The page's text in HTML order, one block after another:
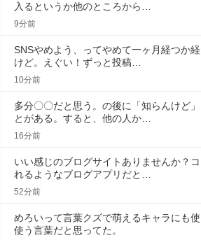
入るというか他のところから…
9分前
SNSやめよう、ってやめて一ヶ月経つか
けど。えぐい！ずっと投稿…
10分前
多分〇〇だと思う。の後に「知らんけど
とがある。すると、他の人か…
16分前
いい感じのブログサイトありませんか？
れるようなブログアプリだと…
52分前
めろいって言葉クズで萌えるキャラにも
使う言葉だと思ってた。